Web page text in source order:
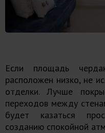
Если площадь
расположен низко, не
отделки. Лучше
переходов между
будет казаться
созданию спокойной